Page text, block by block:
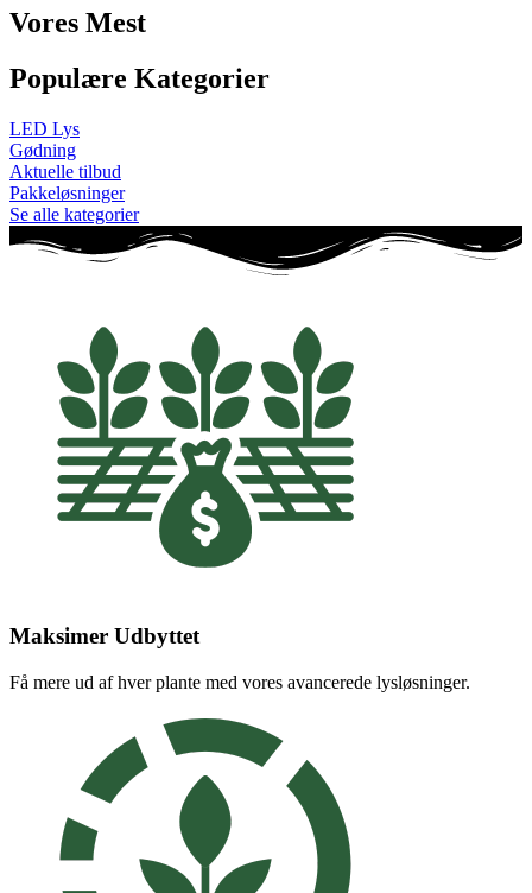
Vores Mest
Populære Kategorier
LED Lys
Gødning
Aktuelle tilbud
Pakkeløsninger
Se alle kategorier
Maksimer Udbyttet
Få mere ud af hver plante med vores avancerede lysløsninger.